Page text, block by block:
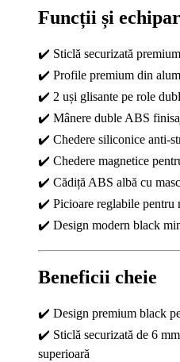
Funcții și
✔️ Sticlă securizată
✔️ Profile premium din
✔️ 2 uși glisante pe role
✔️ Mânere duble ABS
✔️ Chedere siliconice anti-
✔️ Chedere magnetice
✔️ Cădiță ABS albă cu
✔️ Picioare reglabile pentru
✔️ Design modern black
Beneficii cheie
✔️ Design premium black
✔️ Sticlă securizată de 6
superioară